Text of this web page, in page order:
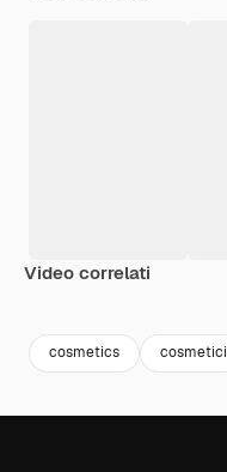
Video correlati
cosmetics cosmetici